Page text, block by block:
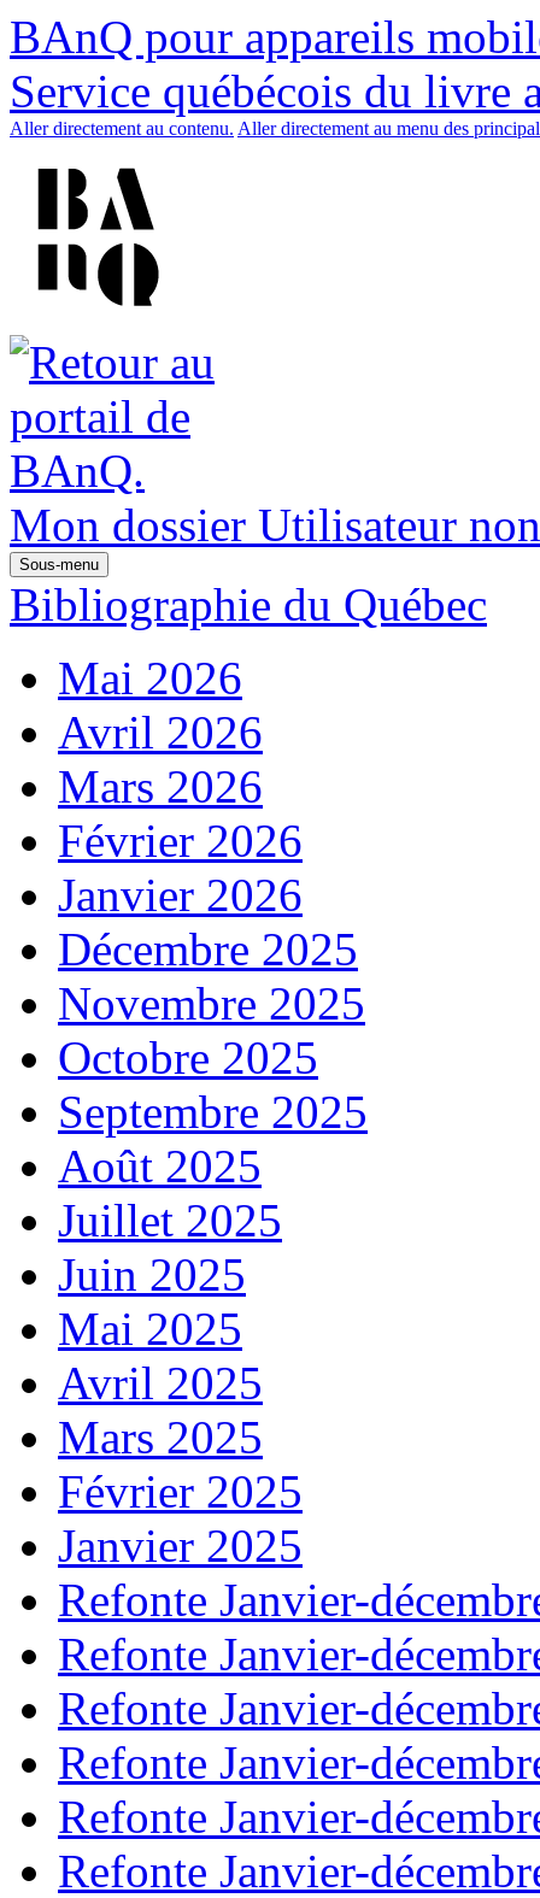
BAnQ pour appareils
Service québécois du livre
Aller directement au contenu. Aller directement au menu des
Mon dossier Utilisateur
Sous-menu
Bibliographie du Québec
Mai 2026
Avril 2026
Mars 2026
Février 2026
Janvier 2026
Décembre 2025
Novembre 2025
Octobre 2025
Septembre 2025
Août 2025
Juillet 2025
Juin 2025
Mai 2025
Avril 2025
Mars 2025
Février 2025
Janvier 2025
Refonte Janvier-
Refonte Janvier-
Refonte Janvier-
Refonte Janvier-
Refonte Janvier-
Refonte Janvier-